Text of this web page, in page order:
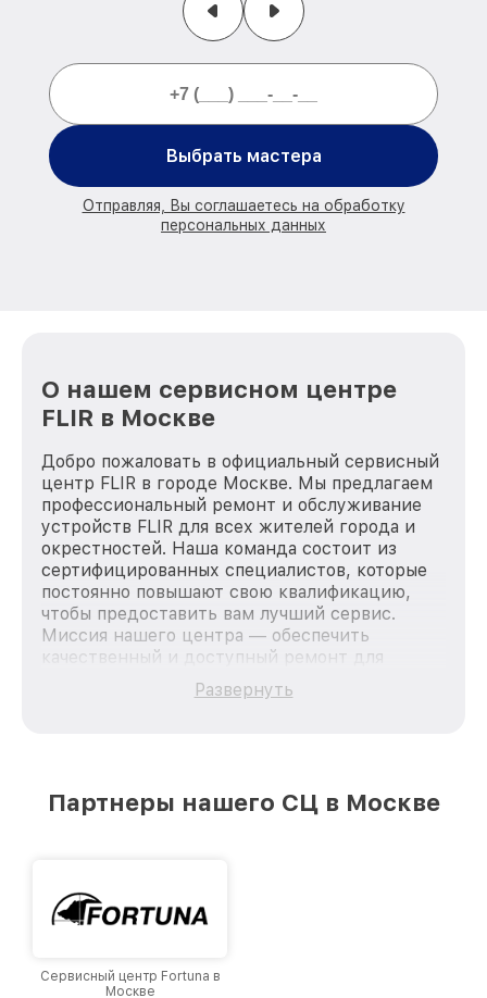
Выбрать мастера
Отправляя, Вы соглашаетесь на обработку
персональных данных
О нашем сервисном центре
FLIR в Москве
Добро пожаловать в официальный сервисный
центр FLIR в городе Москве. Мы предлагаем
профессиональный ремонт и обслуживание
устройств FLIR для всех жителей города и
окрестностей. Наша команда состоит из
сертифицированных специалистов, которые
постоянно повышают свою квалификацию,
чтобы предоставить вам лучший сервис.
Миссия нашего центра — обеспечить
качественный и доступный ремонт для
каждого пользователя продукции FLIR, вне
зависимости от сложности поломки. Мы
Москве, постоянно повышая уровень доверия
Развернуть
Партнеры нашего СЦ в Москве
Сервисный центр Fortuna в
Москве